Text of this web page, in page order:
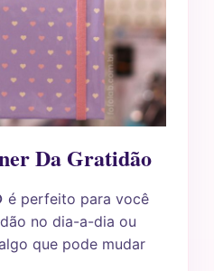
Da Gratidão
é perfeito para você
no dia-a-dia ou
que pode mudar